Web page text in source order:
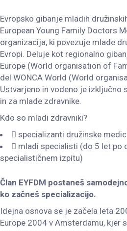
Evropsko gibanje mladih
European Young Family Doctors
organizacija, ki povezuje mlade
Evropi. Deluje kot regionalno
Europe (World organisation of
del WONCA World (World
Ustvarjeno in vodeno je izključno
in za mlade zdravnike.
Kdo so mladi zdravniki?
specializanti družinske
mladi specialisti (do 5 let po
specialističnem izpitu)
Član EYFDM postaneš
ko začneš specializacijo.
Idejna osnova se je začela leta
Europe 2004 v Amsterdamu, kjer